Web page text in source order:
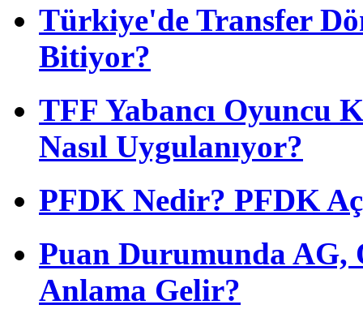
Türkiye'de Transfer
Bitiyor?
TFF Yabancı Oyuncu
Nasıl Uygulanıyor?
PFDK Nedir? PFDK
Puan Durumunda AG,
Anlama Gelir?